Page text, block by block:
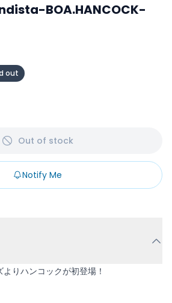
BOA.HANCOCK-
out
Out of stock
Notify Me
りハンコックが初登場！